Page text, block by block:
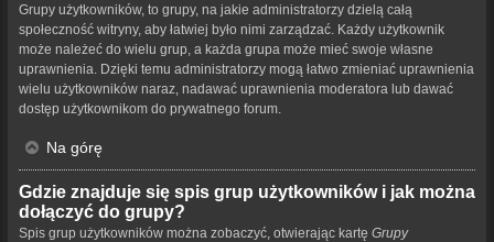
Grupy użytkowników, to grupy, na jakie administratorzy dzielą całą
społeczność witryny, aby łatwiej było nimi zarządzać. Każdy użytkownik
może należeć do wielu grup, a każda grupa może mieć swoje własne
uprawnienia. Dzięki temu administratorzy mogą łatwo zmieniać uprawnienia
wielu użytkowników naraz, nadawać uprawnienia moderatora lub dawać
dostęp użytkownikom do prywatnego forum.
Na górę
Gdzie znajduje się spis grup użytkowników i jak można
dołączyć do grupy?
Spis grup użytkowników można zobaczyć, otwierając kartę Grupy